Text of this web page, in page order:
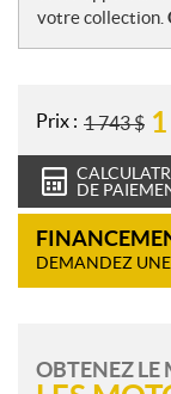
votre collection.
Prix : 1 743$
DE
DEMANDEZ
OBTENEZ LE